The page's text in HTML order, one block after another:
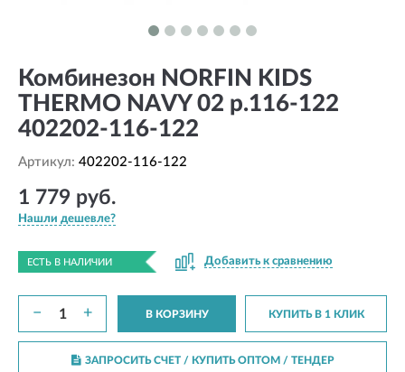
Комбинезон NORFIN KIDS
THERMO NAVY 02 р.116-122
402202-116-122
Артикул: 402202-116-122
1 779 руб.
Нашли дешевле?
ЕСТЬ В НАЛИЧИИ Добавить к сравнению
− + В КОРЗИНУ КУПИТЬ В 1 КЛИК
ЗАПРОСИТЬ СЧЕТ / КУПИТЬ ОПТОМ/ ТЕНДЕР